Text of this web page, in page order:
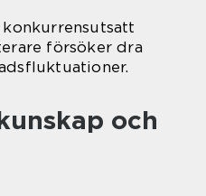
försöker dra
och